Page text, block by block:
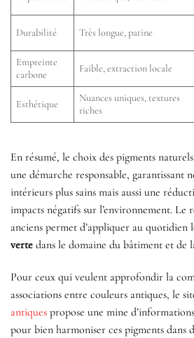
Durabilité Très longue, patine
Empreinte
carbone
Faible, extraction locale
Esthétique
Nuances uniques, textures
riches
En résumé, le choix des pigments
une démarche responsable, garantissant
intérieurs plus sains mais aussi une
impacts négatifs sur l’environnement. Le
anciens permet d’appliquer au quotidien
verte dans le domaine du bâtiment et de
Pour ceux qui veulent approfondir la
associations entre couleurs antiques, le
antiques propose une mine
pour bien harmoniser ces pigments dans